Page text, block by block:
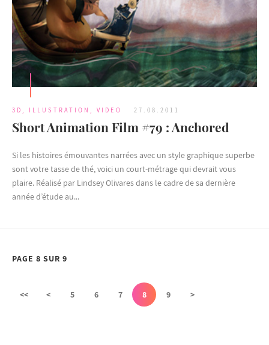
3D ILLUSTRATION VIDEO 27.08.2011
Short Animation Film #79 : Anchored
Si les histoires émouvantes narrées avec un style graphique superbe
sont votre tasse de thé, voici un court-métrage qui devrait vous
plaire. Réalisé par Lindsey Olivares dans le cadre de sa dernière
année d’étude au...
PAGE 8 SUR 9
<< < 5 6 7 8 9 >